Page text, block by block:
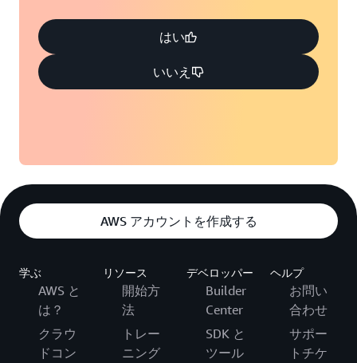
はい
いいえ
AWS アカウントを作成する
学ぶ
AWS と
は？
クラウ
ドコン
リソース
開始方
法
トレー
ニング
デベロッパー
Builder
Center
SDK と
ツール
ヘルプ
お問い
合わせ
サポー
トチケ